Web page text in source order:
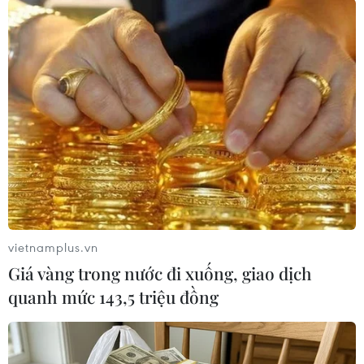
giữa Mỹ và Trung Quốc trong thương mại và
chuyển giao công nghệ.
Mặc dù phía TikTok đã nhấn mạnh sự độc lập
với chính quyền Trung Quốc nhưng điều đó
không thể làm dịu sự căng thẳng của quốc hội
Mỹ về bảo mật dữ liệu cá nhân của các công
dân Mỹ khi sử dụng nền tảng này.
Theo TikTok, khoảng 60% trong 26,5 triệu người
dùng hoạt động hàng tháng của nền tảng này ở
Mỹ là trong độ tuổi từ 16 đến 24./.
(Vietnam+)
vietnamplus.vn
Giá vàng trong nước đi xuống, giao dịch
quanh mức 143,5 triệu đồng